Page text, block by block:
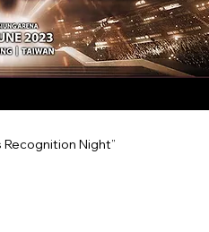
Night”